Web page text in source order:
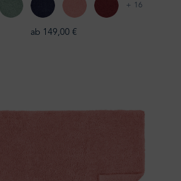
+ 16
ab 149,00 €